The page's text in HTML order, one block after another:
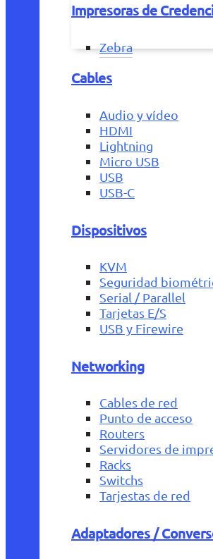
Impresoras de
Zebra
Cables
Audio y vídeo
HDMI
Lightning
Micro USB
USB
USB-C
Dispositivos
KVM
Seguridad
Serial / Parallel
Tarjetas E/S
USB y Firewire
Networking
Cables de red
Punto de acceso
Routers
Servidores de
Racks
Switchs
Tarjestas de red
Adaptadores /